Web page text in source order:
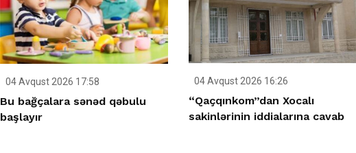
04 Avqust 2026 17:58
Bu bağçalara sənəd qəbulu
başlayır
04 Avqust 2026 16:26
“Qaçqınkom”dan Xocalı
sakinlərinin iddialarına cavab